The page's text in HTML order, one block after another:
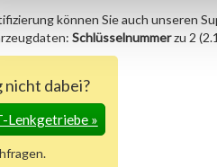
können Sie auch unseren
Schlüsselnummerzu 2
nicht dabei?
Lenkgetriebe»